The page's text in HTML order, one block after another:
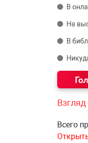
В
На
В
Всего